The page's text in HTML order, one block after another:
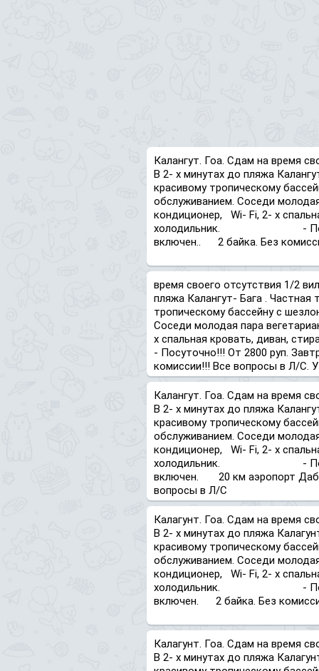
Калангут. Гоа. Сдам на время
В 2- х минутах до пляжа
красивому тропическому
обслуживанием. Соседи
кондиционер, Wi- Fi, 2- х
холодильник. -
включен.. 2 байка. Без
время своего отсутствия 1/2
пляжа Калангут- Бага . Частная
тропическому бассейну с
Соседи молодая пара
х спальная кровать,
- Посуточно!!! От 2800 руп.
комиссии!!! Все вопросы в Л/С.
Калангут. Гоа. Сдам на время
В 2- х минутах до пляжа
красивому тропическому
обслуживанием. Соседи
кондиционер, Wi- Fi, 2- х
холодильник. -
включен. 20 км аэропорт
вопросы в Л/С
Калагунт. Гоа. Сдам на время
В 2- х минутах до пляжа
красивому тропическому
обслуживанием. Соседи
кондиционер, Wi- Fi, 2- х
холодильник. -
включен. 2 байка. Без
Калагунт. Гоа. Сдам на время
В 2- х минутах до пляжа